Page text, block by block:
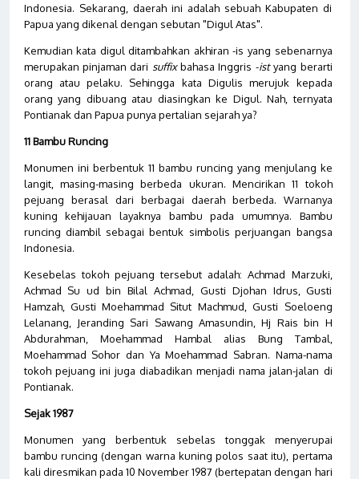
Indonesia. Sekarang, daerah ini adalah sebuah Kabupaten di
Papua yang dikenal dengan sebutan "Digul Atas".
Kemudian kata digul ditambahkan akhiran -is yang sebenarnya
merupakan pinjaman dari suffixbahasa Inggris -istyang berarti
orang atau pelaku. Sehingga kata Digulis merujuk kepada
orang yang dibuang atau diasingkan ke Digul. Nah, ternyata
Pontianak dan Papua punya pertalian sejarah ya?
11 Bambu Runcing
Monumen ini berbentuk 11 bambu runcing yang menjulang ke
langit, masing-masing berbeda ukuran. Mencirikan 11 tokoh
pejuang berasal dari berbagai daerah berbeda. Warnanya
kuning kehijauan layaknya bambu pada umumnya. Bambu
runcing diambil sebagai bentuk simbolis perjuangan bangsa
Indonesia.
Kesebelas tokoh pejuang tersebut adalah: Achmad Marzuki,
Achmad Su ud bin Bilal Achmad, Gusti Djohan Idrus, Gusti
Hamzah, Gusti Moehammad Situt Machmud, Gusti Soeloeng
Lelanang, Jeranding Sari Sawang Amasundin, Hj Rais bin H
Abdurahman, Moehammad Hambal alias Bung Tambal,
Moehammad Sohor dan Ya Moehammad Sabran. Nama-nama
tokoh pejuang ini juga diabadikan menjadi nama jalan-jalan di
Pontianak.
Sejak 1987
Monumen yang berbentuk sebelas tonggak menyerupai
bambu runcing (dengan warna kuning polos saat itu), pertama
kali diresmikan pada 10 November 1987 (bertepatan dengan hari